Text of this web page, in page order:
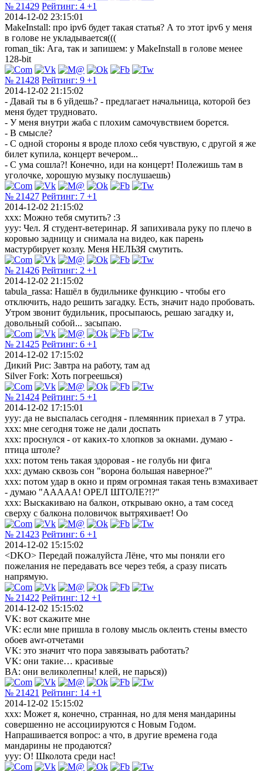
№ 21429 Рейтинг: 4 +1
2014-12-02 23:15:01
MakeInstall: про ipv6 будет такая статья? А то этот ipv6 у меня
в голове не укладывается(((
roman_tik: Ага, так и запишем: у MakeInstall в голове менее
128-bit
№ 21428 Рейтинг: 9 +1
2014-12-02 21:15:02
- Давай ты в 6 уйдешь? - предлагает начальница, которой без
меня будет трудновато.
- У меня внутри жаба с плохим самочувствием борется.
- В смысле?
- С одной стороны я вроде плохо себя чувствую, с другой я же
билет купила, концерт вечером...
- С ума сошла?! Конечно, иди на концерт! Полежишь там в
уголочке, хорошую музыку послушаешь)
№ 21427 Рейтинг: 7 +1
2014-12-02 21:15:02
xxx: Можно тебя смутить? :3
yyy: Чел. Я студент-ветеринар. Я запихивала руку по плечо в
коровью задницу и снимала на видео, как парень
мастурбирует козлу. Меня НЕЛЬЗЯ смутить.
№ 21426 Рейтинг: 2 +1
2014-12-02 21:15:02
tabula_rassa: Нашёл в будильнике функцию - чтобы его
отключить, надо решить загадку. Есть, значит надо пробовать.
Утром звонит будильник, просыпаюсь, решаю загадку и,
довольный собой... засыпаю.
№ 21425 Рейтинг: 6 +1
2014-12-02 17:15:02
Дикий Рис: Завтра на работу, там ад
Silver Fork: Хоть погреешься)
№ 21424 Рейтинг: 5 +1
2014-12-02 17:15:01
ууу: да не выспалась сегодня - племянник приехал в 7 утра.
ххх: мне сегодня тоже не дали доспать
ххх: проснулся - от каких-то хлопков за окнами. думаю -
птица штоле?
ххх: потом тень такая здоровая - не голубь ни фига
ххх: думаю сквозь сон "ворона большая наверное?"
ххх: потом удар в окно и прям огромная такая тень взмахивает
- думаю "ААААА! ОРЕЛ ШТОЛЕ?!?"
ххх: Выскакиваю на балкон, открываю окно, а там сосед
сверху с балкона половичок вытряхивает! Оо
№ 21423 Рейтинг: 6 +1
2014-12-02 15:15:02
<DKO> Передай пожалуйста Лёне, что мы поняли его
пожелания не передавать все через тебя, а сразу писать
напрямую.
№ 21422 Рейтинг: 12 +1
2014-12-02 15:15:02
VK: вот скажите мне
VK: если мне пришла в голову мысль оклеить стены вместо
обоев awr-отчетами
VK: это значит что пора завязывать работать?
VK: они такие… красивые
BA: они великолепны! клей, не парься))
№ 21421 Рейтинг: 14 +1
2014-12-02 15:15:02
xxx: Может я, конечно, странная, но для меня мандарины
совершенно не ассоциируются с Новым Годом.
Напрашивается вопрос: а что, в другие времена года
мандарины не продаются?
yyy: О! Школота среди нас!